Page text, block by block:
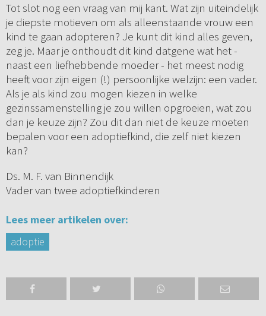
Tot slot nog een vraag van mij kant. Wat zijn uiteindelijk
je diepste motieven om als alleenstaande vrouw een
kind te gaan adopteren? Je kunt dit kind alles geven,
zeg je. Maar je onthoudt dit kind datgene wat het -
naast een liefhebbende moeder - het meest nodig
heeft voor zijn eigen (!) persoonlijke welzijn: een vader.
Als je als kind zou mogen kiezen in welke
gezinssamenstelling je zou willen opgroeien, wat zou
dan je keuze zijn? Zou dit dan niet de keuze moeten
bepalen voor een adoptiefkind, die zelf niet kiezen
kan?
Ds. M. F. van Binnendijk
Vader van twee adoptiefkinderen
Lees meer artikelen over:
adoptie